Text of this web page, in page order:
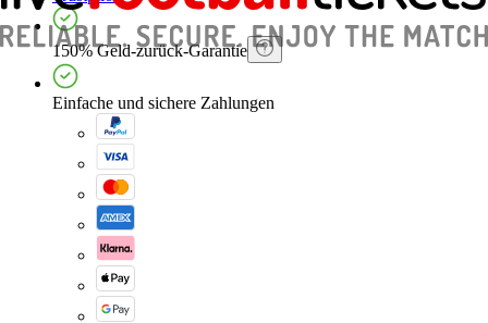
150% Geld-zurück-Garantie
Einfache und sichere Zahlungen